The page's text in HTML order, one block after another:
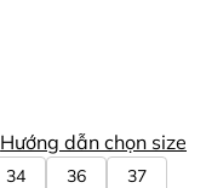
Hướng dẫn chọn size
34 36 37